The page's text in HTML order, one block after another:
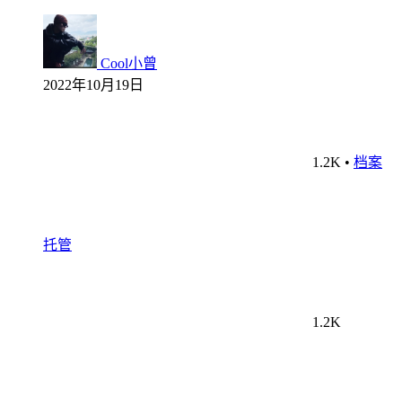
Cool小曾
2022年10月19日
1.2K • 档案
托管
1.2K